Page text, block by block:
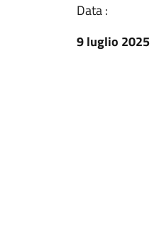
Data :
9 luglio 2025